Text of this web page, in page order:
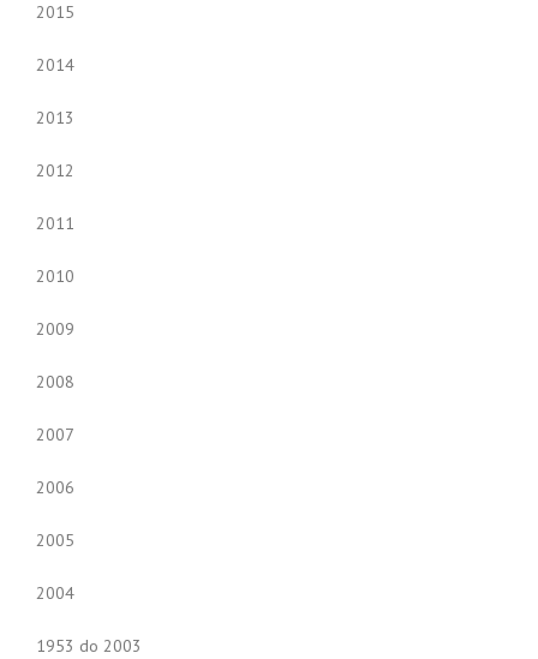
2015
2014
2013
2012
2011
2010
2009
2008
2007
2006
2005
2004
1953 do 2003